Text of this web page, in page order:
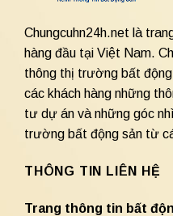
Chungcuhn24h.net là
hàng đầu tại Việt Nam.
thông thị trường bất động
các khách hàng những
tư dự án và những góc
trường bất động sản từ
THÔNG TIN LIÊN HỆ
Trang thông tin bất